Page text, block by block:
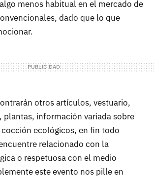
menos habitual en el mercado de
dado que lo que
otros artículos, vestuario,
plantas, información variada sobre
ecológicos, en fin todo
relacionado con la
o respetuosa con el medio
este evento nos pille en